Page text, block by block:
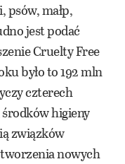
małp,
jest podać
Cruelty Free
było to 192 mln
czterech
higieny
związków
nowych